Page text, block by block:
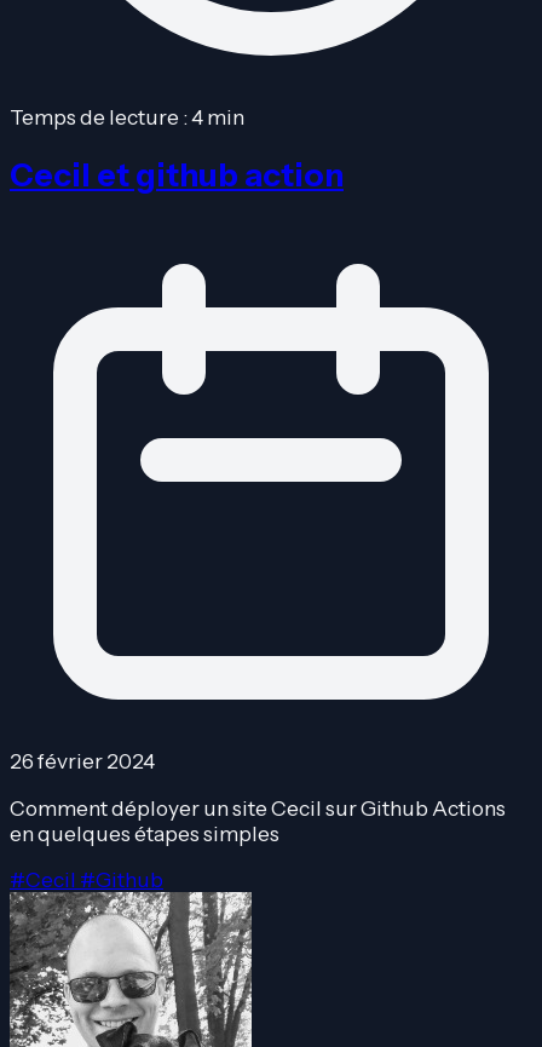
Temps de lecture : 4 min
Cecil et github action
26 février 2024
Comment déployer un site Cecil sur Github Actions
en quelques étapes simples
#Cecil #Github